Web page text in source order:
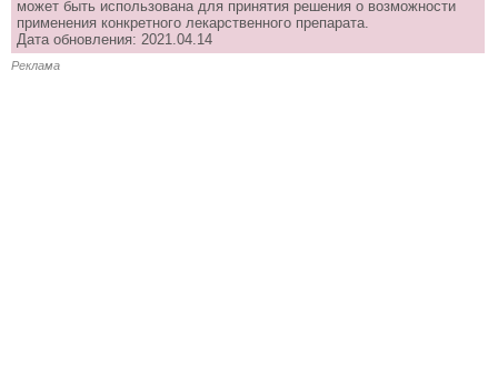
может быть использована для принятия решения о возможности
применения конкретного лекарственного препарата.
Дата обновления: 2021.04.14
Реклама